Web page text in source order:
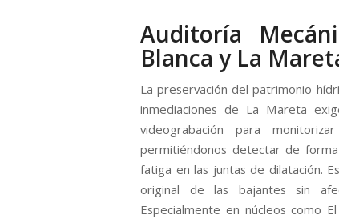
Auditoría
Blanca y La
La preservación del patrimonio
inmediaciones de La Mareta
videograbación para
permitiéndonos detectar de
fatiga en las juntas de dilatación.
original de las bajantes sin
Especialmente en núcleos como